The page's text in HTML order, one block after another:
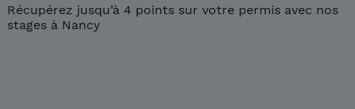
Récupérez jusqu’à 4 points sur votre permis avec nos
stages à Nancy